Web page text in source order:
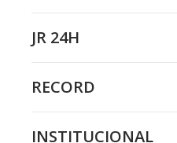
JR 24H
RECORD
INSTITUCIONAL